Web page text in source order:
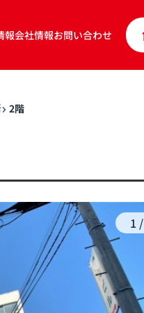
報会社情報お問い合わせ
2階
1 /